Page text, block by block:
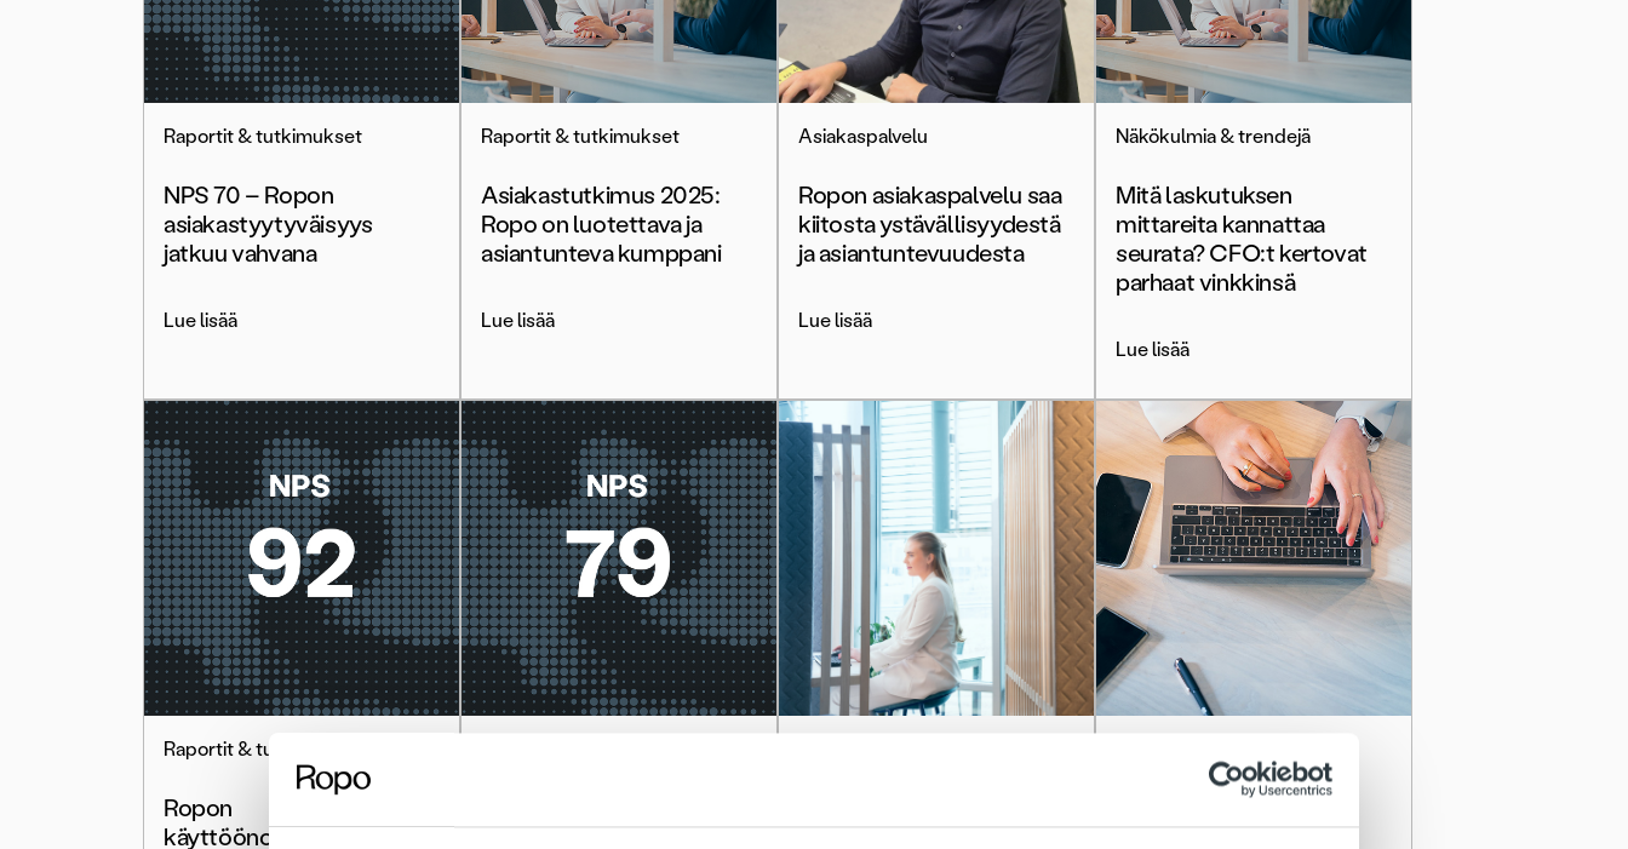
Raportit & tutkimukset
NPS 70 – Ropon
asiakastyytyväisyys
jatkuu vahvana
Lue lisää
Raportit & tutkimukset
Asiakastutkimus 2025:
Ropo on luotettava ja
asiantunteva kumppani
Lue lisää
Asiakaspalvelu
Ropon asiakaspalvelu saa
kiitosta ystävällisyydestä
ja asiantuntevuudesta
Lue lisää
Näkökulmia & trendejä
Mitä laskutuksen
mittareita kannattaa
seurata? CFO:t kertovat
parhaat vinkkinsä
Lue lisää
Raportit & tutkimukset
Ropon
käyttöönottoprojektien
suosittelevat – NPS 79
asiointikanavat laskuihin
Sähköinen laskutus:
Oletko valmis